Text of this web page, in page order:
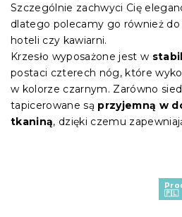
Szczególnie zachwyci Cię
dlatego polecamy go również do
hoteli czy kawiarni.
Krzesło wyposażone jest w
postaci czterech nóg, które
w kolorze czarnym. Zarówno
tapicerowane są przyjemną w
tkaniną, dzięki czemu
🇵🇱